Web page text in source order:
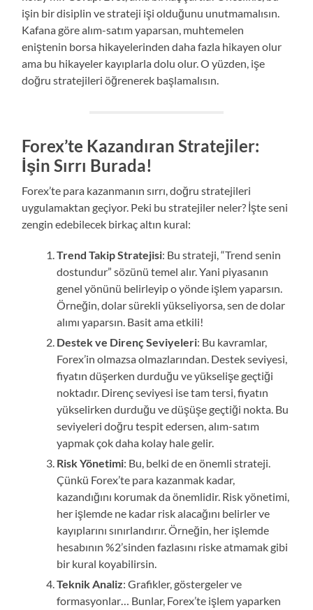
işin bir disiplin ve strateji işi olduğunu unutmamalısın.
Kafana göre alım-satım yaparsan, muhtemelen
eniştenin borsa hikayelerinden daha fazla hikayen olur
ama bu hikayeler kayıplarla dolu olur. O yüzden, işe
doğru stratejileri öğrenerek başlamalısın.
Forex’te Kazandıran Stratejiler:
İşin Sırrı Burada!
Forex’te para kazanmanın sırrı, doğru stratejileri
uygulamaktan geçiyor. Peki bu stratejiler neler? İşte seni
zengin edebilecek birkaç altın kural:
Trend Takip Stratejisi: Bu strateji, “Trend senin
dostundur” sözünü temel alır. Yani piyasanın
genel yönünü belirleyip o yönde işlem yaparsın.
Örneğin, dolar sürekli yükseliyorsa, sen de dolar
alımı yaparsın. Basit ama etkili!
Destek ve Direnç Seviyeleri: Bu kavramlar,
Forex’in olmazsa olmazlarından. Destek seviyesi,
fiyatın düşerken durduğu ve yükselişe geçtiği
noktadır. Direnç seviyesi ise tam tersi, fiyatın
yükselirken durduğu ve düşüşe geçtiği nokta. Bu
seviyeleri doğru tespit edersen, alım-satım
yapmak çok daha kolay hale gelir.
Risk Yönetimi: Bu, belki de en önemli strateji.
Çünkü Forex’te para kazanmak kadar,
kazandığını korumak da önemlidir. Risk yönetimi,
her işlemde ne kadar risk alacağını belirler ve
kayıplarını sınırlandırır. Örneğin, her işlemde
hesabının %2’sinden fazlasını riske atmamak gibi
bir kural koyabilirsin.
Teknik Analiz: Grafikler, göstergeler ve
formasyonlar… Bunlar, Forex’te işlem yaparken